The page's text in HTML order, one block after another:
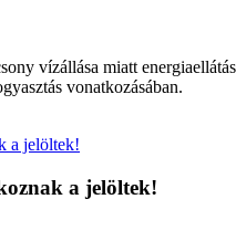
vízállása miatt
vonatkozásában.
a jelöltek!